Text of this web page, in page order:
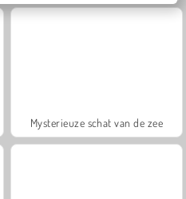
Mysterieuze schat van de zee